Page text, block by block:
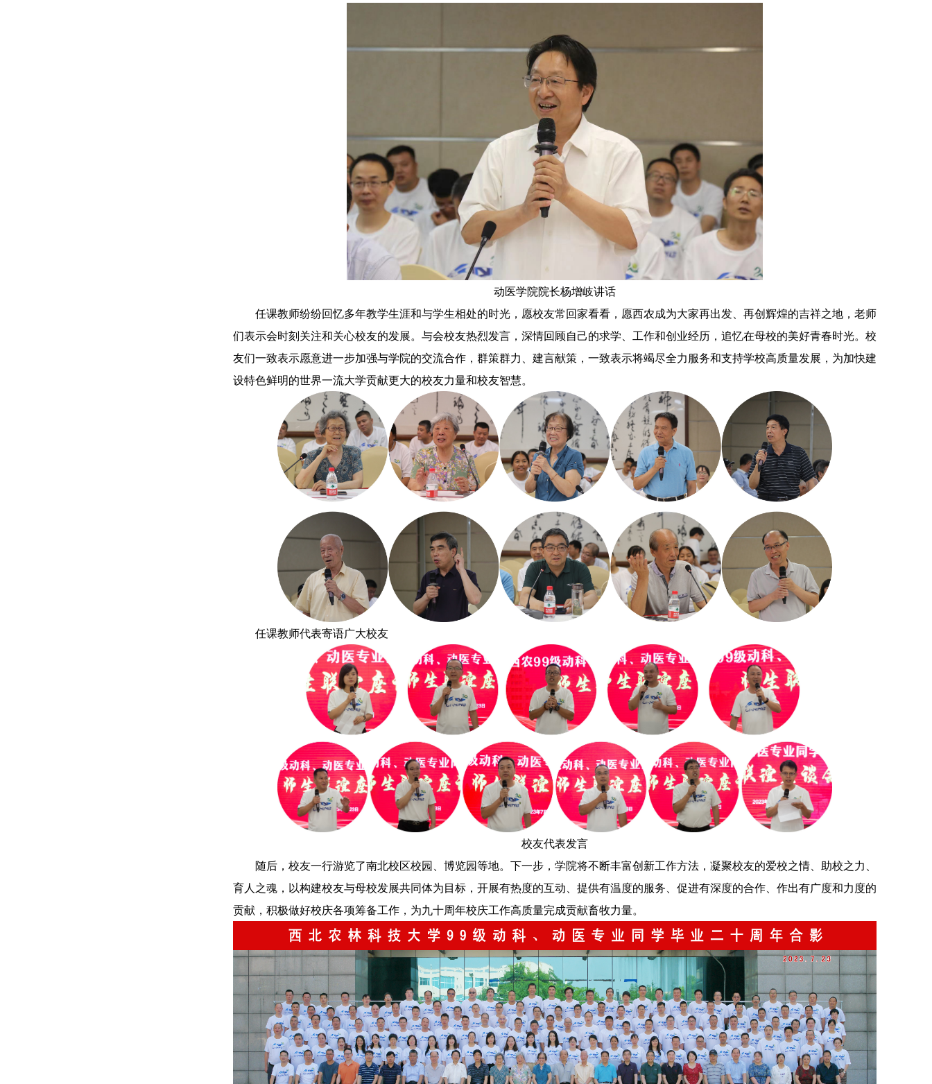
动医学院院长杨增岐讲话
任课教师纷纷回忆多年教学生涯和与学生相处的时光，愿校友常回家看看，愿西农成为大家再出发、再创辉煌的吉祥之地，老师
们表示会时刻关注和关心校友的发展。与会校友热烈发言，深情回顾自己的求学、工作和创业经历，追忆在母校的美好青春时光。校
友们一致表示愿意进一步加强与学院的交流合作，群策群力、建言献策，一致表示将竭尽全力服务和支持学校高质量发展，为加快建
设特色鲜明的世界一流大学贡献更大的校友力量和校友智慧。
任课教师代表寄语广大校友
校友代表发言
随后，校友一行游览了南北校区校园、博览园等地。下一步，学院将不断丰富创新工作方法，凝聚校友的爱校之情、助校之力、
育人之魂，以构建校友与母校发展共同体为目标，开展有热度的互动、提供有温度的服务、促进有深度的合作、作出有广度和力度的
贡献，积极做好校庆各项筹备工作，为九十周年校庆工作高质量完成贡献畜牧力量。